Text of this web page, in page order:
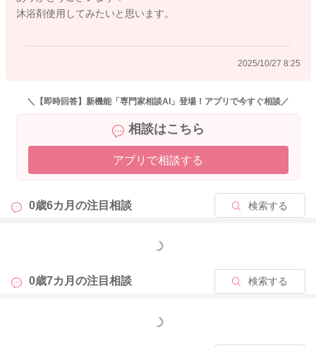
沐浴剤使用してみたいと思います。
2025/10/27 8:25
＼【即時回答】新機能「専門家相談AI」登場！アプリで今すぐ相談／
相談はこちら
アプリで相談する
0歳6カ月の注目相談 検索する
もっと見る
0歳7カ月の注目相談 検索する
もっと見る